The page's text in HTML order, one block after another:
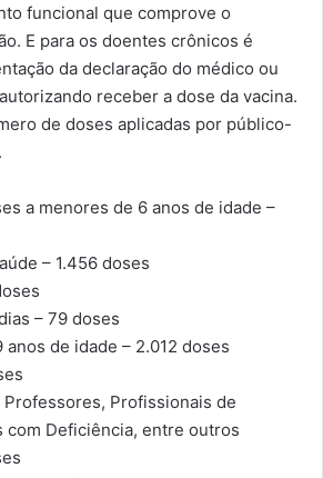
funcional que comprove o
E para os doentes crônicos é
da declaração do médico ou
receber a dose da vacina.
de doses aplicadas por público-
a menores de 6 anos de idade –
– 1.456 doses
– 79 doses
de idade – 2.012 doses
Profissionais de
com Deficiência, entre outros